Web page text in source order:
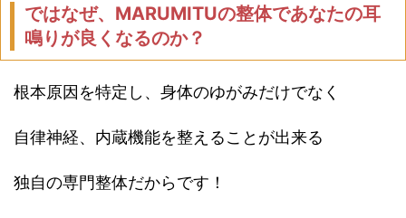
ではなぜ、MARUMITUの整体であなたの耳
鳴りが良くなるのか？
根本原因を特定し、身体のゆがみだけでなく
自律神経、内蔵機能を整えることが出来る
独自の専門整体だからです！